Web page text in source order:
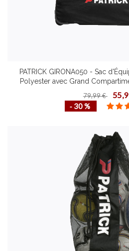
PATRICK GIRONA050 - Sac
Polyester avec Grand
Football ou
79,99 €
‐ 30 %